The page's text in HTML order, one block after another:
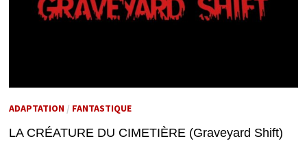
ADAPTATION/ FANTASTIQUE
LA CRÉATURE DU CIMETIÈRE (Graveyard Shift)